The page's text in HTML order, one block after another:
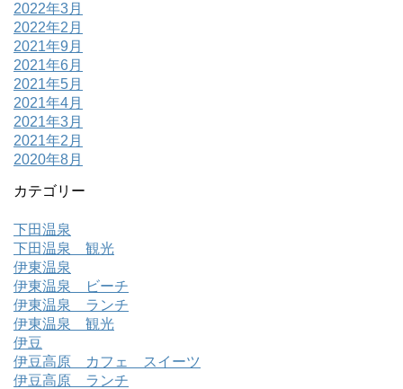
2022年3月
2022年2月
2021年9月
2021年6月
2021年5月
2021年4月
2021年3月
2021年2月
2020年8月
カテゴリー
下田温泉
下田温泉 観光
伊東温泉
伊東温泉 ビーチ
伊東温泉 ランチ
伊東温泉 観光
伊豆
伊豆高原 カフェ スイーツ
伊豆高原 ランチ